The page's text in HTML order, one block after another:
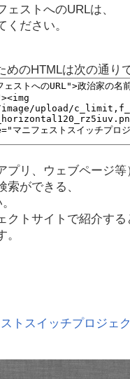
ストへのURLは、
ださい。
のHTMLは次の通りで
リ、ウェブページ等
ができる、
トサイトで紹介する